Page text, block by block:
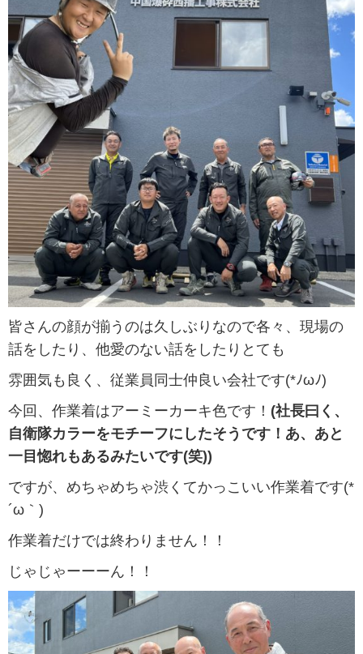
皆さんの顔が揃うのは久しぶりなので各々、現場の
話をしたり、他愛のない話をしたりとても
雰囲気も良く、従業員同士仲良い会社です(*ﾉωﾉ)
今回、作業着はアーミーカーキ色です！ (社長曰く、
自衛隊カラーをモチーフにしたそうです！あ、あと
一目惚れもあるみたいです(笑))
ですが、めちゃめちゃ渋くてかっこいい作業着です(*
´ω｀)
作業着だけでは終わりません！！
じゃじゃーーーん！！